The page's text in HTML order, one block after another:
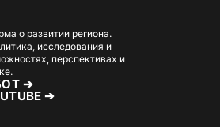
о развитии региона.
исследования и
перспективах и
➔
➔